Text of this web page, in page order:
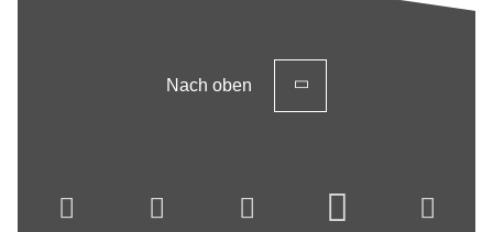
Nach oben